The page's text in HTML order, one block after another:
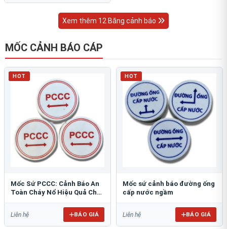
Xem thêm 12 Băng cảnh báo
MỐC CẢNH BÁO CÁP
HOT
Mốc Sứ PCCC: Cảnh Báo An
Toàn Cháy Nổ Hiệu Quả Cho
Liên hệ BÁO GIÁ
HOT
Mốc sứ cảnh báo đường ống
cấp nước ngầm
Liên hệ BÁO GIÁ